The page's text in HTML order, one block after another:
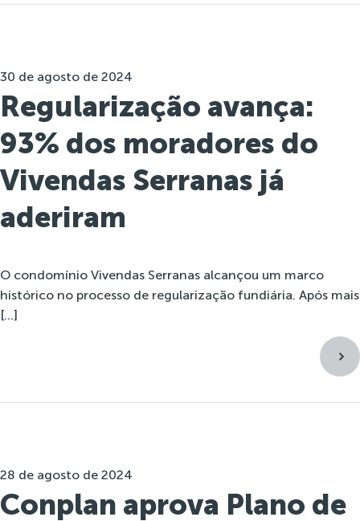
30 de agosto de 2024
Regularização avança:
93% dos moradores do
Vivendas Serranas já
aderiram
O condomínio Vivendas Serranas alcançou um marco
histórico no processo de regularização fundiária. Após mais
[…]
28 de agosto de 2024
Conplan aprova Plano de